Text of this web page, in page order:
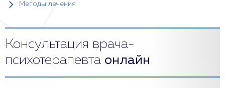
Методы лечения
Консультация врача-
психотерапевта онлайн